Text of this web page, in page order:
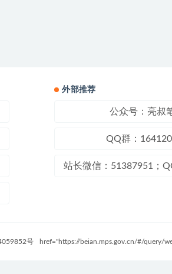
外部推荐
公众号：亮叔
QQ群：
站长微信：51387951；
号 href="https://beian.mps.gov.cn/#/query/